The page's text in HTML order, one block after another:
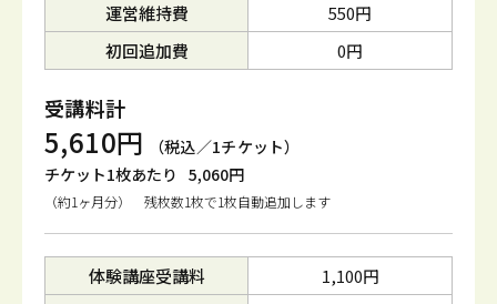
運営維持費
550円
初回追加費
0円
受講料計
5,610円
（税込／1チケット）
チケット1枚あたり 5,060円
（約1ヶ月分） 残枚数1枚で1枚自動追加します
体験講座受講料
1,100円